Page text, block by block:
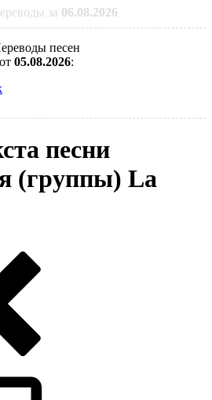
за 06.08.2026
песен
от 05.08.2026:
песни
(группы) La